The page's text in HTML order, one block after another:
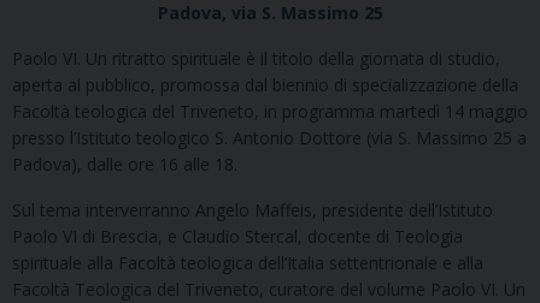
Padova, via S. Massimo 25
Paolo VI. Un ritratto spirituale è il titolo della giornata di studio,
aperta al pubblico, promossa dal biennio di specializzazione della
Facoltà teologica del Triveneto, in programma martedì 14 maggio
presso l’Istituto teologico S. Antonio Dottore (via S. Massimo 25 a
Padova), dalle ore 16 alle 18.
Sul tema interverranno Angelo Maffeis, presidente dell’Istituto
Paolo VI di Brescia, e Claudio Stercal, docente di Teologia
spirituale alla Facoltà teologica dell’Italia settentrionale e alla
Facoltà Teologica del Triveneto, curatore del volume Paolo VI. Un